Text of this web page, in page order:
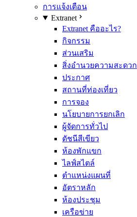
การแจ้งเตือน
Extranet
Extranet คืออะไร?
กิจกรรม
ส่วนเสริม
สิ่งอำนวยความสะดวก
ประกาศ
สถานที่ท่องเที่ยว
การจอง
นโยบายการยกเลิก
ผู้จัดการทั่วไป
ดัชนีสีเขียว
ห้องพักแขก
ไลฟ์สไตล์
ตำแหน่งแผนที่
อัตราหลัก
ห้องประชุม
เครือข่าย